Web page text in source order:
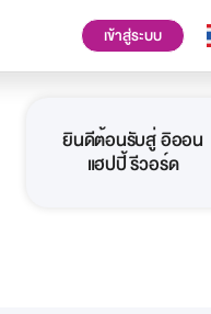
เข้าสู่ระบบ
ยินดีต้อนรับสู่ อิออน
แฮปปี้ รีวอร์ด